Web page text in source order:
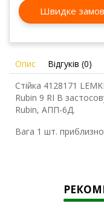
Швидке
Опис
Відгуків (0)
Стійка 4128171
Rubin 9 RI B
Rubin, АПП-6Д.
Вага 1 шт.